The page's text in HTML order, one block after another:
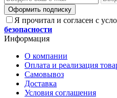
Оформить подписку
Я прочитал и согласен с
безопасности
Информация
О компании
Оплата и реализация
Самовывоз
Доставка
Условия соглашения